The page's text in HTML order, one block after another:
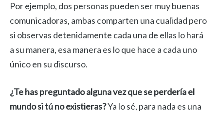
Por ejemplo, dos personas pueden ser muy buenas
comunicadoras, ambas comparten una cualidad pero
si observas detenidamente cada una de ellas lo hará
a su manera, esa manera es lo que hace a cada uno
único en su discurso.
¿Te has preguntado alguna vez que se perdería el
mundo si tú no existieras?Ya lo sé, para nada es una